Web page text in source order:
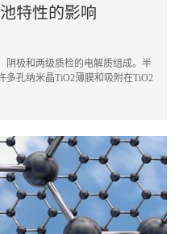
特性的影响
阴极和两级质检的电解质组成。半
多孔纳米晶TiO2薄膜和吸附在TiO2